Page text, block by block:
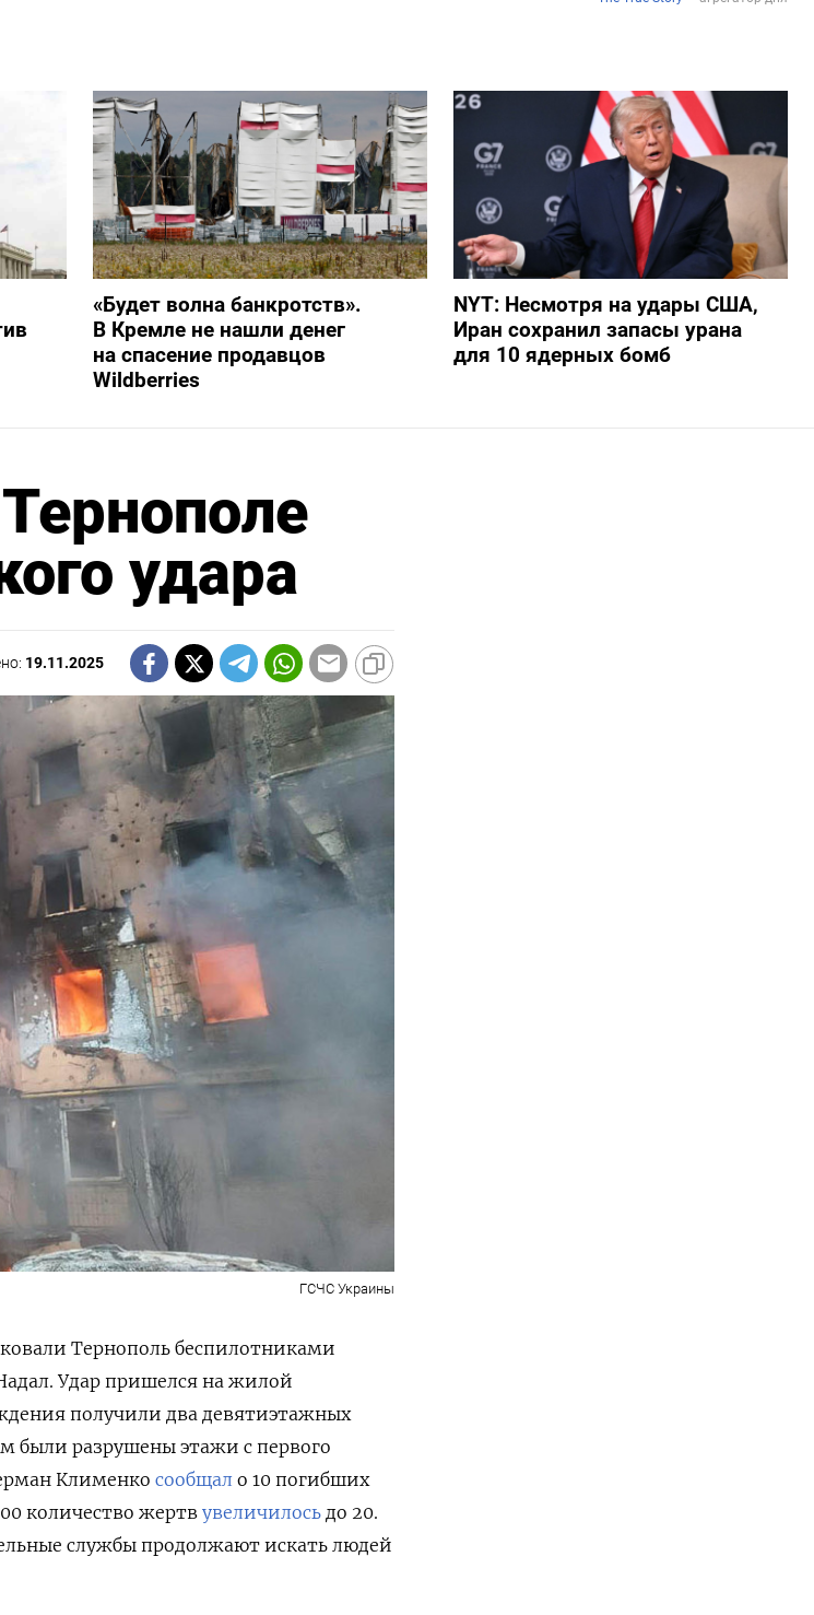
«Будет волна банкротств».
В Кремле не нашли денег
на спасение продавцов
Wildberries
NYT: Несмотря на удары США,
Иран сохранил запасы урана
для 10 ядерных бомб
удара
19.11.2025
ГСЧС Украины
Тернополь беспилотниками
. Удар пришелся на жилой
получили два девятиэтажных
были разрушены этажи с первого
Клименко сообщал о 10 погибших
количество жертв увеличилось до 20.
службы продолжают искать людей